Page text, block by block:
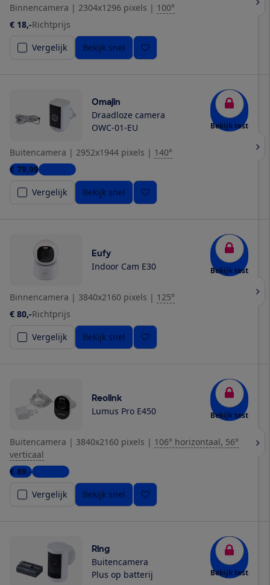
Binnencamera | 2304x1296 pixels | 100°
€ 18,-Richtprijs
Vergelijk
Bekijk snel
Omajin
Draadloze camera
OWC-01-EU
Bekijk test
Buitencamera | 2952x1944 pixels | 140°
€ 79,992 winkels
Vergelijk
Bekijk snel
Eufy
Indoor Cam E30 Bekijk test
Binnencamera | 3840x2160 pixels | 125°
€ 80,-Richtprijs
Vergelijk
Bekijk snel
Reolink
Lumus Pro E450 Bekijk test
Buitencamera | 3840x2160 pixels | 106° horizontaal, 56°
verticaal
€ 89,-4 winkels
Vergelijk
Bekijk snel
Ring
Buitencamera
Plus op batterij
Bekijk test